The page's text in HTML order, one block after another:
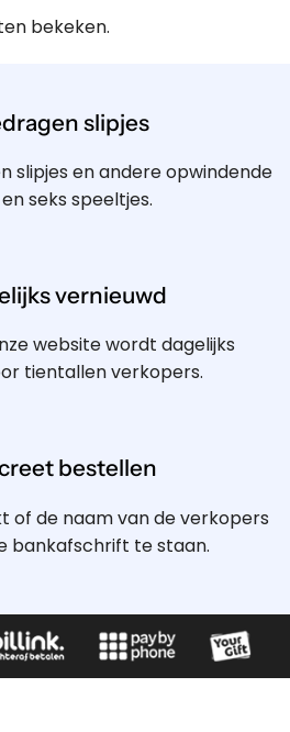
bekeken.
slipjes
slipjes en andere opwindende
seks speeltjes.
vernieuwd
website wordt dagelijks
tientallen verkopers.
bestellen
of de naam van de verkopers
bankafschrift te staan.